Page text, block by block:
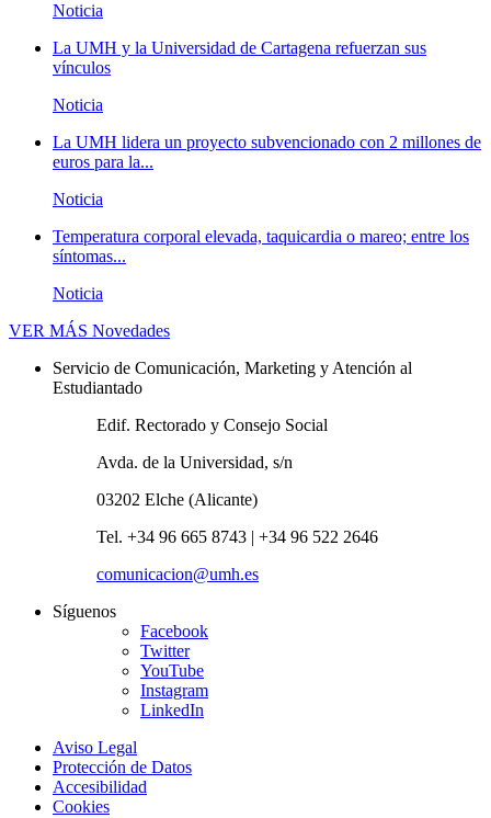
Noticia
La UMH y la Universidad de Cartagena refuerzan sus
vínculos
Noticia
La UMH lidera un proyecto subvencionado con 2 millones de
euros para la...
Noticia
Temperatura corporal elevada, taquicardia o mareo; entre los
síntomas...
Noticia
VER MÁS Novedades
Servicio de Comunicación, Marketing y Atención al
Estudiantado
Edif. Rectorado y Consejo Social
Avda. de la Universidad, s/n
03202 Elche (Alicante)
Tel. +34 96 665 8743 | +34 96 522 2646
comunicacion@umh.es
Síguenos
Facebook
Twitter
YouTube
Instagram
LinkedIn
Aviso Legal
Protección de Datos
Accesibilidad
Cookies